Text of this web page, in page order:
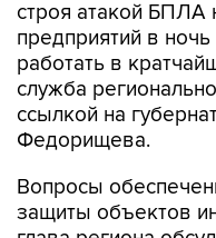
строя атакой БПЛА
предприятий в ночь
работать в
служба
ссылкой на
Федорищева.
Вопросы
защиты объектов